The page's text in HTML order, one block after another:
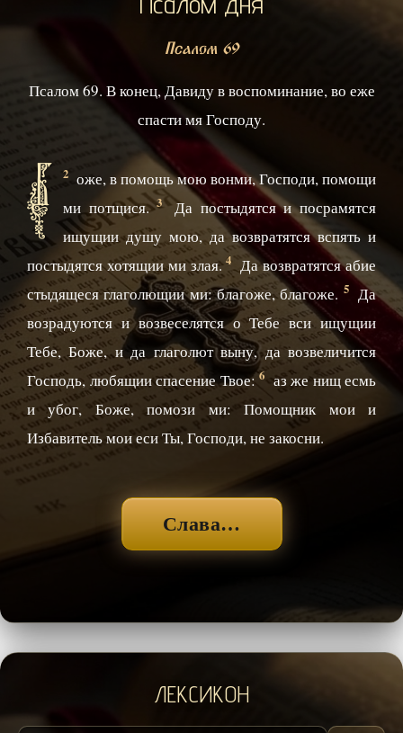
Псалом 69
Псалом 69. В конец, Давиду в воспоминание, во еже
спасти мя Господу.
2
Б
оже, в помощь мою вонми, Господи, помощи
ми потщися.3 Да постыдятся и посрамятся
ищущии душу мою, да возвратятся вспять и
постыдятся хотящии ми злая.4
Да возвратятся абие
стыдящеся глаголющии ми: благоже, благоже. 5
Да
возрадуются и возвеселятся о Тебе вси ищущии
Тебе, Боже, и да глаголют выну, да возвеличится
Господь, любящии спасение Твое:6 аз же нищ есмь
и убог, Боже, помози ми: Помощник мои и
Избавитель мои еси Ты, Господи, не закосни.
Слава…
ЛЕКСИКОН